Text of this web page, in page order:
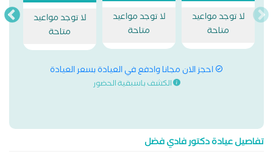
لا توجد مواعيد
متاحة
لا توجد مواعيد
متاحة
لا توجد مواعيد
متاحة
احجز الان مجانا وادفع في العيادة بسعر العيادة
الكشف باسبقية الحضور
تفاصيل عيادة دكتور فادي فضل